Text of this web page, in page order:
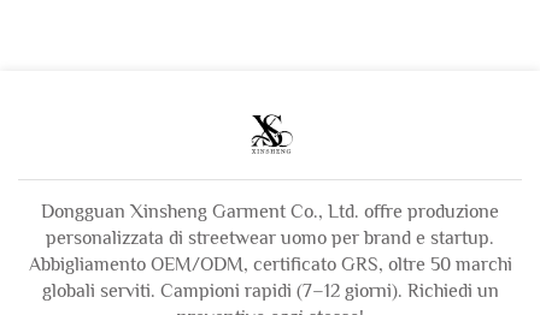
Dongguan Xinsheng Garment Co., Ltd. offre produzione
personalizzata di streetwear uomo per brand e startup.
Abbigliamento OEM/ODM, certificato GRS, oltre 50 marchi
globali serviti. Campioni rapidi (7–12 giorni). Richiedi un